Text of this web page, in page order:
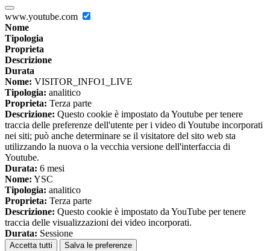
www.youtube.com
Nome
Tipologia
Proprieta
Descrizione
Durata
Nome: VISITOR_INFO1_LIVE
Tipologia: analitico
Proprieta: Terza parte
Descrizione: Questo cookie è impostato da Youtube per tenere
traccia delle preferenze dell'utente per i video di Youtube incorporati
nei siti; può anche determinare se il visitatore del sito web sta
utilizzando la nuova o la vecchia versione dell'interfaccia di
Youtube.
Durata: 6 mesi
Nome: YSC
Tipologia: analitico
Proprieta: Terza parte
Descrizione: Questo cookie è impostato da YouTube per tenere
traccia delle visualizzazioni dei video incorporati.
Durata: Sessione
Accetta tutti Salva le preferenze